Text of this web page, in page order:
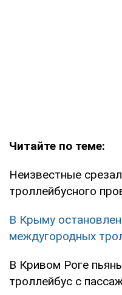
Читайте по теме:
Неизвестные
троллейбусного
В Крыму
междугородных
В Кривом Роге
троллейбус с